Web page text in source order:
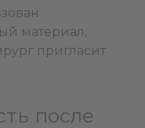
материал,
пригласит
после